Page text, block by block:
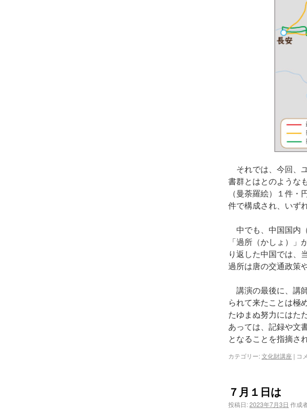
それでは、今回、
書群とはとのような
（曼荼羅絵）１件
件で構成され、いず
中でも、中国国内
「過所（かしょ）
り返した中国では、
過所は唐の交通政策
講演の最後に、講
られて来たことは極
たゆまぬ努力にはた
あっては、記録や文
となることを指摘さ
カテゴリー:文化財講座 | コ
７月１日は
投稿日:2023年7月3日 作成